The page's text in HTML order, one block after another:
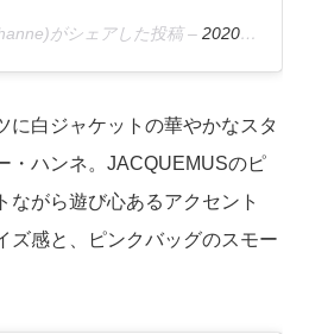
がシェアした投稿 –2020年 3月月22日午後2時42分PDT
に白ジャケットの華やかなスタ
・ハンネ。JACQUEMUSのピ
ながら遊び心あるアクセント
ズ感と、ピンクバッグのスモー